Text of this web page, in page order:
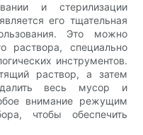
и стерилизации
его тщательная
Это можно
раствора, специально
инструментов.
раствор, а затем
весь мусор и
внимание режущим
чтобы обеспечить